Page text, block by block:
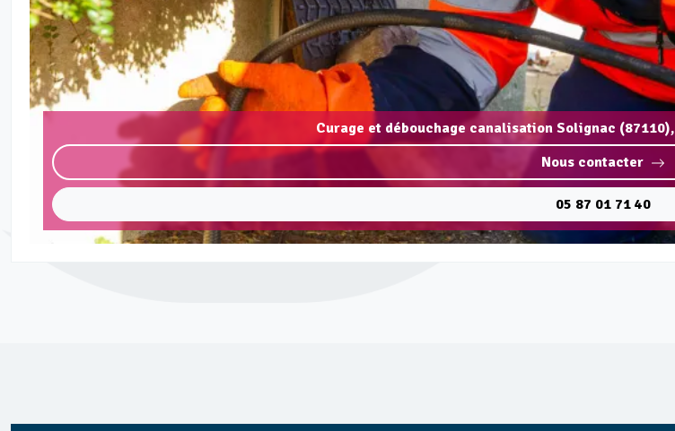
Curage et débouchage canalisation Solignac (87110),
Nous contacter
05 87 01 71 40